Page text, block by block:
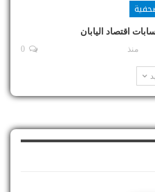
اقتصاد اليابان
منذ